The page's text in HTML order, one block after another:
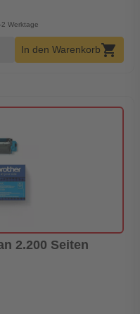
Werktage
Menge
In den Warenkorbshopping_cart
2.200 Seiten